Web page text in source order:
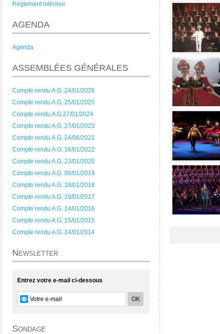
Règlement intérieur
AGENDA
Agenda
ASSEMBLÉES GÉNÉRALES
Compte rendu A.G. 24/01/2026
Compte rendu A.G. 25/01/2025
Compte rendu A.G.27/01/2024
Compte rendu A.G. 27/01/2023
Compte rendu A.G. 24/06/2021
Compte rendu A.G. 18/01/2022
Compte rendu A.G. 23/01/2020
Compte rendu A.G. 08/01/2019
Compte rendu A.G. 18/01/2018
Compte rendu A.G. 19/01/2017
Compte rendu A.G. 14/01/2016
Compte rendu A.G. 15/01/2015
Compte rendu A.G. 14/01/2014
Newsletter
Entrez votre e-mail ci-dessous
Sondage